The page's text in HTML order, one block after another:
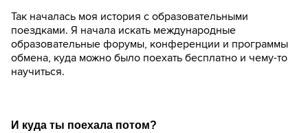
Так началась моя история с образовательными
поездками. Я начала искать международные
образовательные форумы, конференции и программы
обмена, куда можно было поехать бесплатно и чему-то
научиться.
И куда ты поехала потом?